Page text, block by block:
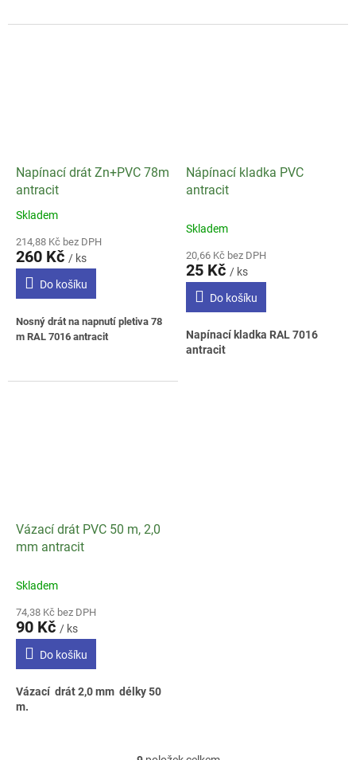
Napínací drát Zn+PVC 78m
antracit
Průměrné
produktu
je
1,5
hvězdiček.
Skladem
214,88 Kč bez DPH
260 Kč / ks
Do košíku
Nosný drát na napnutí pletiva 78
m RAL 7016 antracit
Nápínací kladka PVC
antracit
Skladem
20,66 Kč bez DPH
25 Kč / ks
Do košíku
Napínací kladka RAL 7016
antracit
Vázací drát PVC 50 m, 2,0
mm antracit
Skladem
74,38 Kč bez DPH
90 Kč / ks
Do košíku
Vázací drát 2,0 mm délky 50
m.